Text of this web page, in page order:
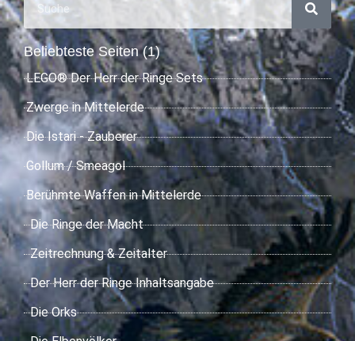
Beliebteste Seiten (1)
LEGO® Der Herr der Ringe Sets
Zwerge in Mittelerde
Die Istari - Zauberer
Gollum / Smeagol
Berühmte Waffen in Mittelerde
Die Ringe der Macht
Zeitrechnung & Zeitalter
Der Herr der Ringe Inhaltsangabe
Die Orks